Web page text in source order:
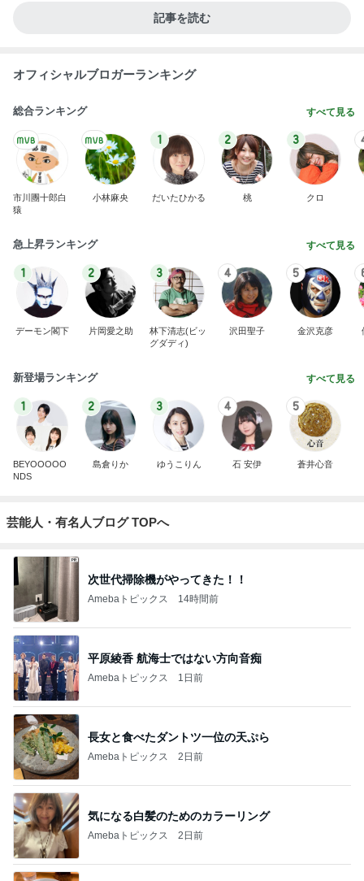
記事を読む
オフィシャルブロガーランキング
総合ランキング すべて見る
市川團十郎白
猿
小林麻央
1
だいたひかる
2
桃
3
クロ
急上昇ランキング すべて見る
1
デーモン閣下
2
片岡愛之助
3
林下清志(ビッ
グダディ)
4
沢田聖子
5
金沢克彦
新登場ランキング すべて見る
1
BEYOOOOO
NDS
2
島倉りか
3
ゆうこりん
4
石 安伊
5
蒼井心音
芸能人・有名人ブログ TOPへ
次世代掃除機がやってきた！！
Amebaトピックス 14時間前
平原綾香 航海士ではない方向音痴
Amebaトピックス 1日前
長女と食べたダントツ一位の天ぷら
Amebaトピックス 2日前
気になる白髪のためのカラーリング
Amebaトピックス 2日前